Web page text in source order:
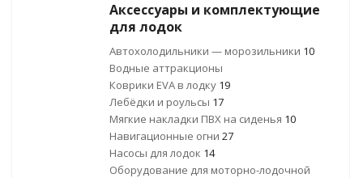
Аксессуары и комплектующие
для лодок
Автохолодильники — морозильники 10
Водные аттракционы
Коврики EVA в лодку 19
Лебёдки и роульсы 17
Мягкие накладки ПВХ на сиденья 10
Навигационные огни 27
Насосы для лодок 14
Оборудование для моторно-лодочной